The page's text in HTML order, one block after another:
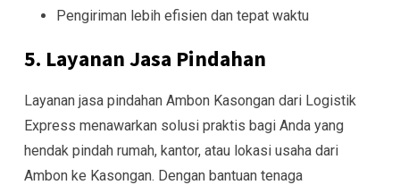
Pengiriman lebih efisien dan tepat waktu
5. Layanan Jasa Pindahan
Layanan jasa pindahan Ambon Kasongan dari Logistik
Express menawarkan solusi praktis bagi Anda yang
hendak pindah rumah, kantor, atau lokasi usaha dari
Ambon ke Kasongan. Dengan bantuan tenaga